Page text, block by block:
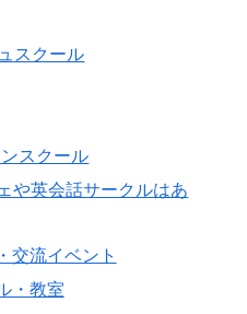
スクール
スクール
や英会話サークルはあ
交流イベント
・教室